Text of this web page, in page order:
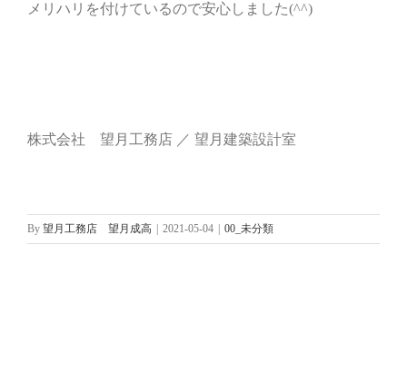
メリハリを付けているので安心しました(^^)
株式会社 望月工務店 ／ 望月建築設計室
By 望月工務店 望月成高 2021-05-04 00_未分類